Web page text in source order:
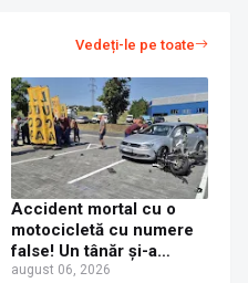
Vedeți-le pe toate
Accident mortal cu o
motocicletă cu numere
false! Un tânăr și-a
pierdut viața după ce un
august 06, 2026